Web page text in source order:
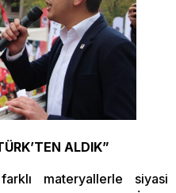
ALDIK”
materyallerle siyasi